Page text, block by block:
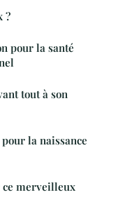
?
pour la santé
tout à son
la naissance
merveilleux